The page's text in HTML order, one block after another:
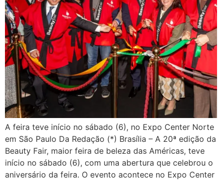
A feira teve início no sábado (6), no Expo Center Norte
em São Paulo Da Redação (*) Brasília – A 20ª edição da
Beauty Fair, maior feira de beleza das Américas, teve
início no sábado (6), com uma abertura que celebrou o
aniversário da feira. O evento acontece no Expo Center